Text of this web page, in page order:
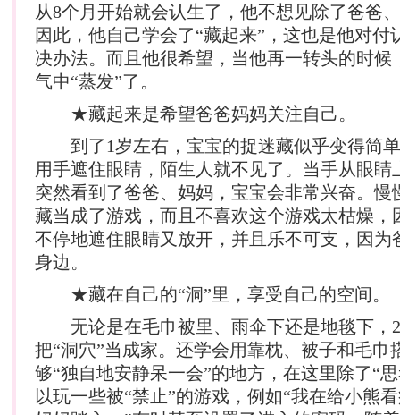
从8个月开始就会认生了，他不想见除了爸爸
因此，他自己学会了“藏起来”，这也是他对付
决办法。而且他很希望，当他再一转头的时候
气中“蒸发”了。
★藏起来是希望爸爸妈妈关注自己。
到了1岁左右，宝宝的捉迷藏似乎变得简
用手遮住眼睛，陌生人就不见了。当手从眼睛
突然看到了爸爸、妈妈，宝宝会非常兴奋。慢
藏当成了游戏，而且不喜欢这个游戏太枯燥，
不停地遮住眼睛又放开，并且乐不可支，因为
身边。
★藏在自己的“洞”里，享受自己的空间。
无论是在毛巾被里、雨伞下还是地毯下，
把“洞穴”当成家。还学会用靠枕、被子和毛巾
够“独自地安静呆一会”的地方，在这里除了“
以玩一些被“禁止”的游戏，例如“我在给小熊